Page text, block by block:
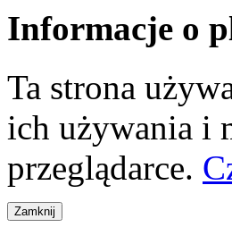
Informacje o
Ta strona
ich używania i
przeglądarce.